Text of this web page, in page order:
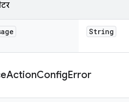
String
ActionConfigError